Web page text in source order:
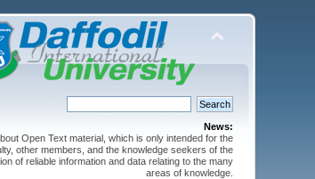
News:
Open Text material, which is only intended for the
other members, and the knowledge seekers of the
of reliable information and data relating to the many
areas of knowledge.